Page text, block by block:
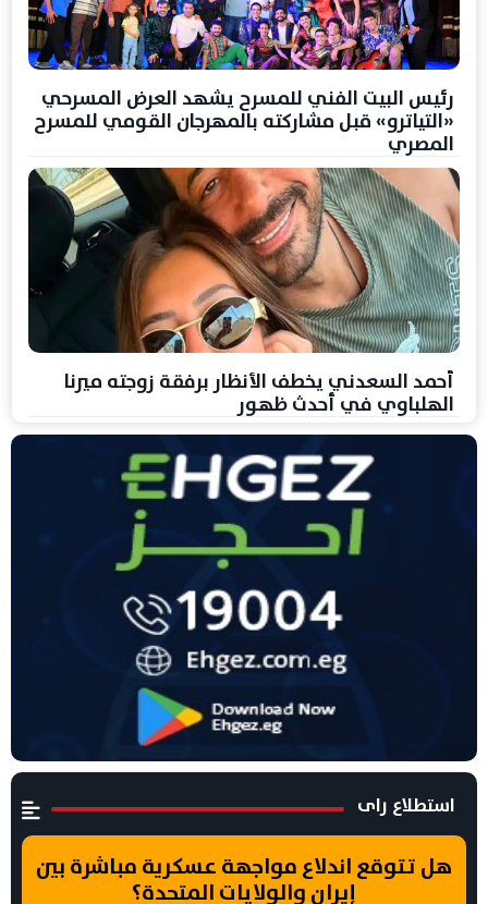
رئيس البيت الفني للمسرح يشهد العرض المسرحي
«التياترو» قبل مشاركته بالمهرجان القومي للمسرح
المصري
أحمد السعدني يخطف الأنظار برفقة زوجته ميرنا
الهلباوي في أحدث ظهور
استطلاع راى
هل تتوقع اندلاع مواجهة عسكرية مباشرة بين
إيران والولايات المتحدة؟